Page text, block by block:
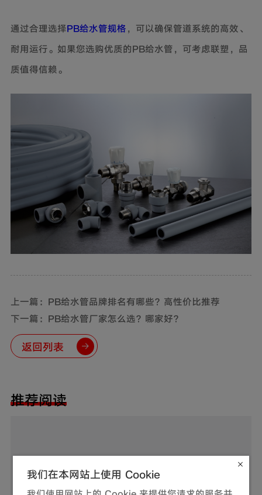
通过合理选择PB给水管规格，可以确保管道系统的高效、
耐用运行。如果您选购优质的PB给水管，可考虑联塑，品
质值得信赖。
上一篇：PB给水管品牌排名有哪些？高性价比推荐
下一篇：PB给水管厂家怎么选？哪家好？
返回列表
推荐阅读
我们在本网站上使用 Cookie